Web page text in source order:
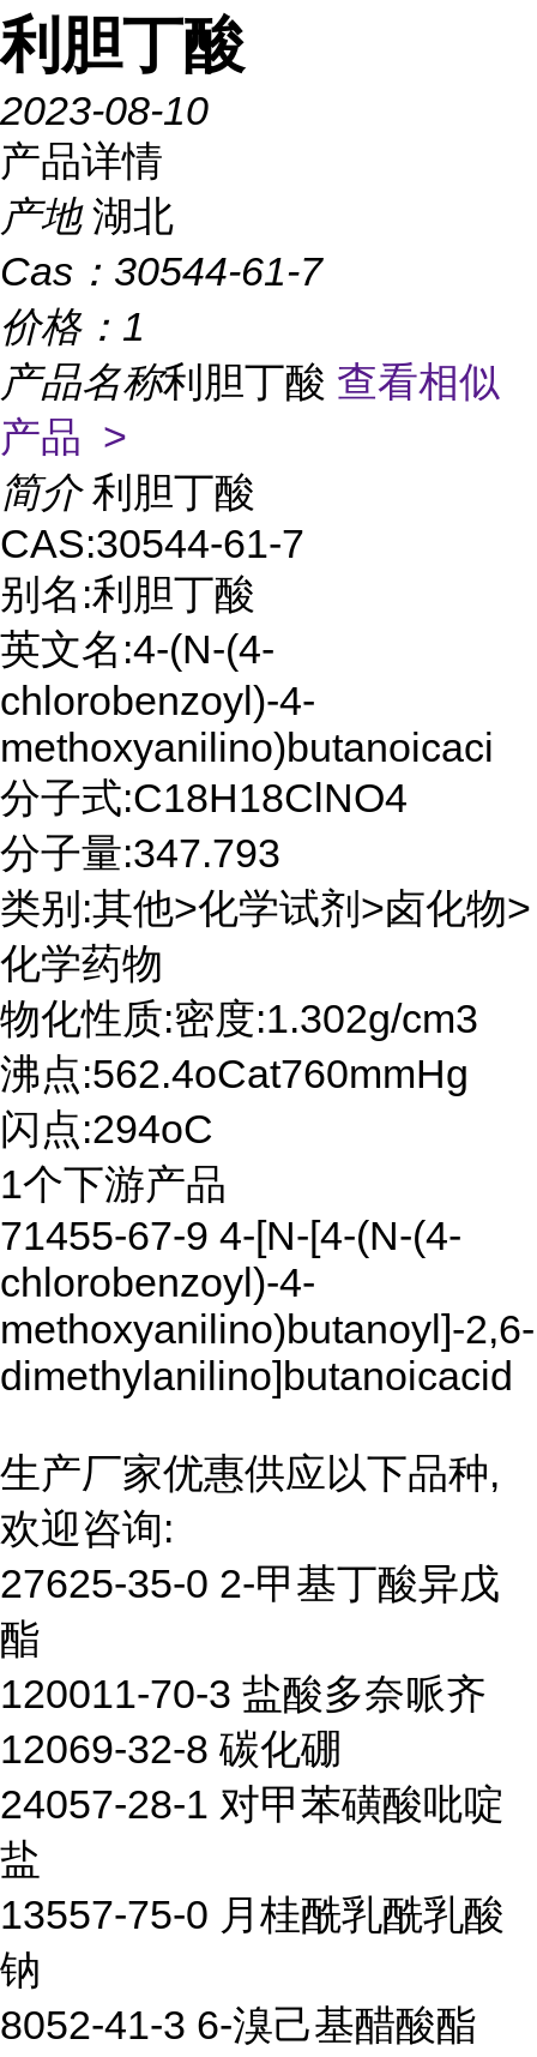
利胆丁酸
2023-08-10
产品详情
产地 湖北
Cas： 30544-61-7
价格： 1
产品名称利胆丁酸 查看相似
产品 >
简介 利胆丁酸
CAS:30544-61-7
别名:利胆丁酸
英文名:4-(N-(4-
chlorobenzoyl)-4-
methoxyanilino)butanoicaci
分子式:C18H18ClNO4
分子量:347.793
类别:其他>化学试剂>卤化物>
化学药物
物化性质:密度:1.302g/cm3
沸点:562.4oCat760mmHg
闪点:294oC
1个下游产品
71455-67-9 4-[N-[4-(N-(4-
chlorobenzoyl)-4-
methoxyanilino)butanoyl]-2,6-
dimethylanilino]butanoicacid
生产厂家优惠供应以下品种,
欢迎咨询:
27625-35-0 2-甲基丁酸异戊
酯
120011-70-3 盐酸多奈哌齐
12069-32-8 碳化硼
24057-28-1 对甲苯磺酸吡啶
盐
13557-75-0 月桂酰乳酰乳酸
钠
8052-41-3 6-溴己基醋酸酯